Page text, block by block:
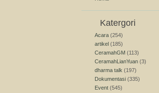
Katergori
Acara (254)
artikel (185)
CeramahGM (113)
CeramahLianYuan (3)
dharma talk (197)
Dokumentasi (335)
Event (545)